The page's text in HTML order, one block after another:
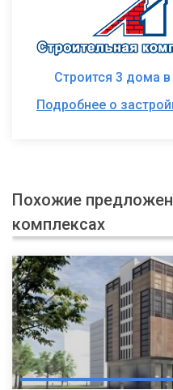
Строится 3 дома
Подробнее о
Похожие
комплексах